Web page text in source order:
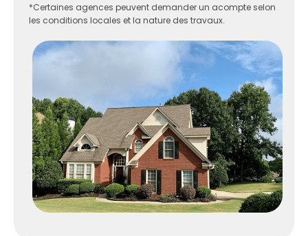
*Certaines agences peuvent demander un acompte selon
les conditions locales et la nature des travaux.